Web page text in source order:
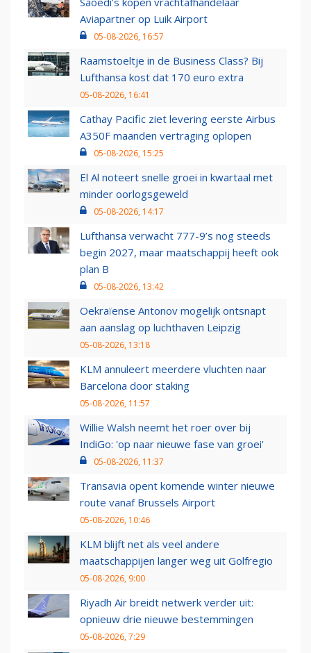
Aviapartner op Luik Airport
05-08-2026, 16:57
Raamstoeltje in de Business Class? Bij
Lufthansa kost dat 170 euro extra
05-08-2026, 16:41
Cathay Pacific ziet levering eerste Airbus
A350F maanden vertraging oplopen
05-08-2026, 15:25
El Al noteert snelle groei in kwartaal met
minder oorlogsgeweld
05-08-2026, 14:17
Lufthansa verwacht 777-9’s nog steeds
begin 2027, maar maatschappij heeft ook
plan B
05-08-2026, 13:42
Oekraïense Antonov mogelijk ontsnapt
aan aanslag op luchthaven Leipzig
05-08-2026, 13:18
KLM annuleert meerdere vluchten naar
Barcelona door staking
05-08-2026, 11:57
Willie Walsh neemt het roer over bij
IndiGo: 'op naar nieuwe fase van groei'
05-08-2026, 11:37
Transavia opent komende winter nieuwe
route vanaf Brussels Airport
05-08-2026, 10:46
KLM blijft net als veel andere
maatschappijen langer weg uit Golfregio
05-08-2026, 9:00
Riyadh Air breidt netwerk verder uit:
opnieuw drie nieuwe bestemmingen
05-08-2026, 7:29